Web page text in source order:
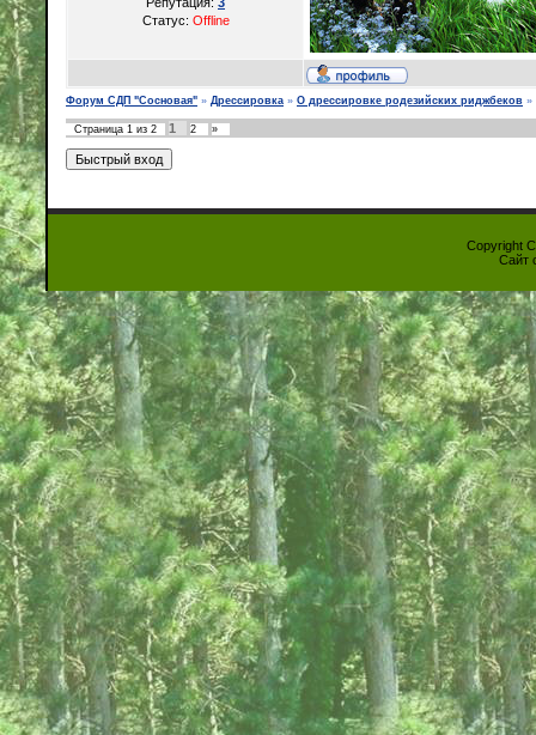
Статус: Offline
Форум СДП "Сосновая" » Дрессировка » О дрессировке родезийских риджбеков »
Страница 1 из 2 1 2 »
Copyright
Сайт